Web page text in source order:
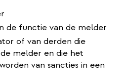
de functie van de melder
of van derden die
melder en die het
van sancties in een